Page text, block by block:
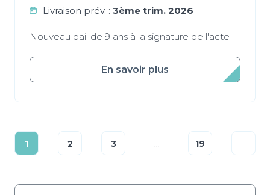
Livraison prév. : 3ème trim. 2026
Nouveau bail de 9 ans à la signature de l'acte
En savoir plus
1 2 3 ... 19